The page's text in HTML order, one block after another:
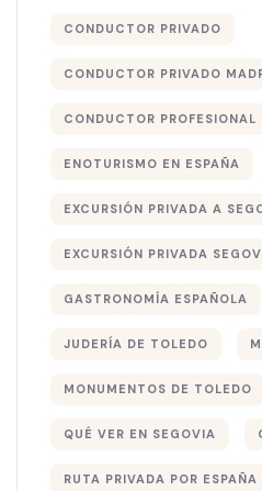
CONDUCTOR PRIVADO
CONDUCTOR PRIVADO
CONDUCTOR PROFESIONAL
ENOTURISMO EN ESPAÑA
EXCURSIÓN PRIVADA A
EXCURSIÓN PRIVADA
GASTRONOMÍA ESPAÑOLA
JUDERÍA DE TOLEDO
MONUMENTOS DE TOLEDO
QUÉ VER EN SEGOVIA
RUTA PRIVADA POR ESPAÑA